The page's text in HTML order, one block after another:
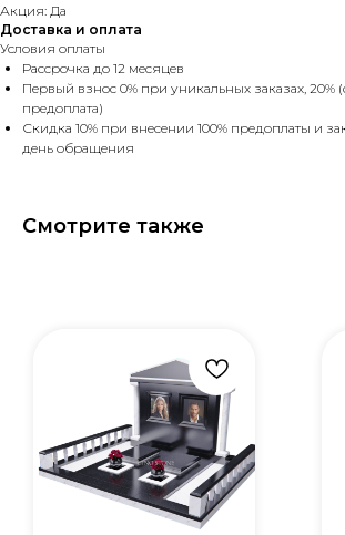
Акция: Да
Доставка и оплата
Условия оплаты
Рассрочка до 12 месяцев
Первый взнос 0% при уникальных заказах, 20%
предоплата)
Скидка 10% при внесении 100% предоплаты и
день обращения
Смотрите также